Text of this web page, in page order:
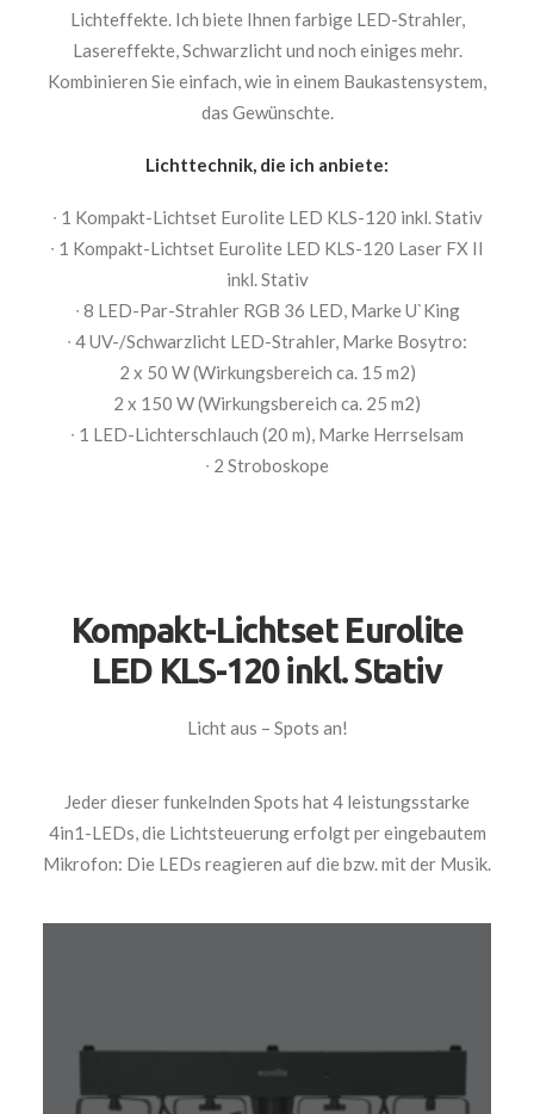
Lichteffekte. Ich biete Ihnen farbige LED-Strahler,
Lasereffekte, Schwarzlicht und noch einiges mehr.
Kombinieren Sie einfach, wie in einem Baukastensystem,
das Gewünschte.
Lichttechnik, die ich anbiete:
∙ 1 Kompakt-Lichtset Eurolite LED KLS-120 inkl. Stativ
∙ 1 Kompakt-Lichtset Eurolite LED KLS-120 Laser FX II
inkl. Stativ
∙ 8 LED-Par-Strahler RGB 36 LED, Marke U`King
∙ 4 UV-/Schwarzlicht LED-Strahler, Marke Bosytro:
2 x 50 W (Wirkungsbereich ca. 15 m2)
2 x 150 W (Wirkungsbereich ca. 25 m2)
∙ 1 LED-Lichterschlauch (20 m), Marke Herrselsam
∙ 2 Stroboskope
Kompakt-Lichtset Eurolite
LED KLS-120 inkl. Stativ
Licht aus – Spots an!
Jeder dieser funkelnden Spots hat 4 leistungsstarke
4in1-LEDs, die Lichtsteuerung erfolgt per eingebautem
Mikrofon: Die LEDs reagieren auf die bzw. mit der Musik.